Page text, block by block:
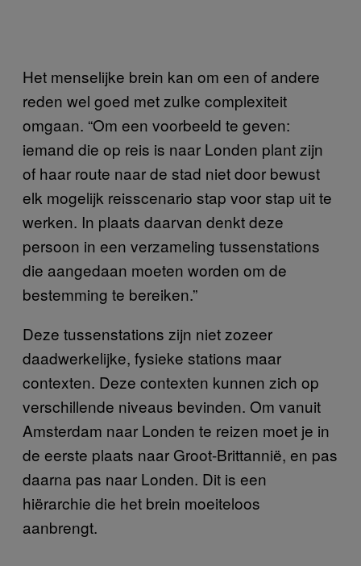
Het menselijke brein kan om een of andere
reden wel goed met zulke complexiteit
omgaan. “Om een voorbeeld te geven:
iemand die op reis is naar Londen plant zijn
of haar route naar de stad niet door bewust
elk mogelijk reisscenario stap voor stap uit te
werken. In plaats daarvan denkt deze
persoon in een verzameling tussenstations
die aangedaan moeten worden om de
bestemming te bereiken.”
Deze tussenstations zijn niet zozeer
daadwerkelijke, fysieke stations maar
contexten. Deze contexten kunnen zich op
verschillende niveaus bevinden. Om vanuit
Amsterdam naar Londen te reizen moet je in
de eerste plaats naar Groot-Brittannië, en pas
daarna pas naar Londen. Dit is een
hiërarchie die het brein moeiteloos
aanbrengt.